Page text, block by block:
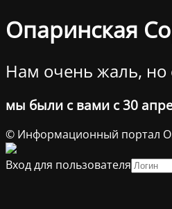
Опаринская
Нам очень жаль, но
мы были с вами с 30
© Информационный портал
Вход для пользователя